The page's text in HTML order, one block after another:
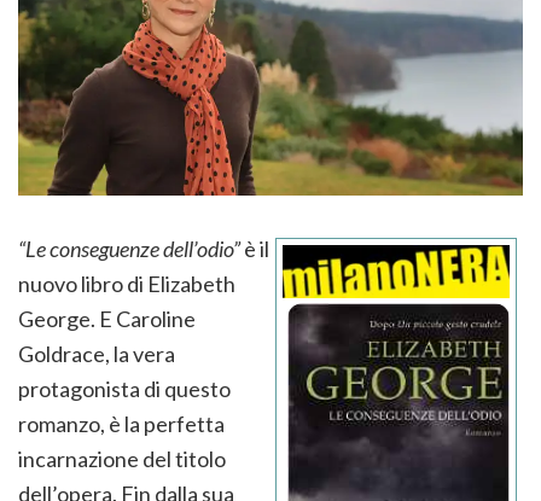
“Le conseguenze dell’odio”è il
nuovo libro di Elizabeth
George. E Caroline
Goldrace, la vera
protagonista di questo
romanzo, è la perfetta
incarnazione del titolo
dell’opera. Fin dalla sua